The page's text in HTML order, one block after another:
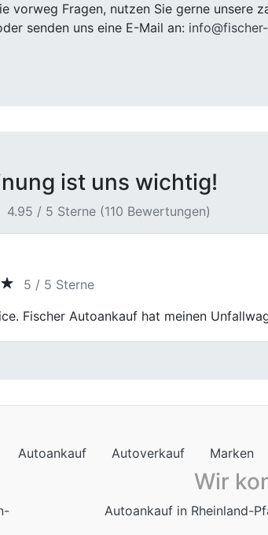
vorweg Fragen, nutzen Sie gerne unsere
senden uns eine E-Mail an:
ist uns wichtig!
4.95 / 5 Sterne (110 Bewertungen)
5 / 5 Sterne
Eindruck bis zum Abschluss zeigte sich
Marken
Wir